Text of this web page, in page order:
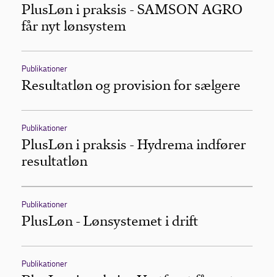
PlusLøn i praksis - SAMSON AGRO
får nyt lønsystem
Publikationer
Resultatløn og provision for sælgere
Publikationer
PlusLøn i praksis - Hydrema indfører
resultatløn
Publikationer
PlusLøn - Lønsystemet i drift
Publikationer